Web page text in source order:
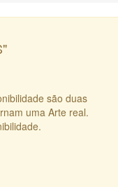
são duas
uma Arte real.